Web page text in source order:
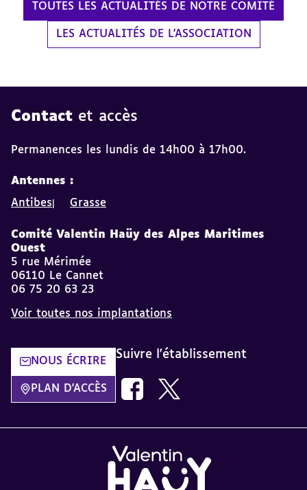
TOUTES LES ACTUALITÉS DE NOTRE COMITÉ
LES ACTUALITÉS DE L'ASSOCIATION
Contact et accès
Permanences les lundis de 14h00 à 17h00.
Antennes :
Antibes
Grasse
Comité Valentin Haüy des Alpes Maritimes
Ouest
5 rue Mérimée
06110 Le Cannet
06 75 20 63 23
Voir toutes nos implantations
NOUS ÉCRIRE
PLAN D'ACCÈS
Suivre l'établissement
Nous suivre sur Facebook AVH
Nous suivre sur Twitter